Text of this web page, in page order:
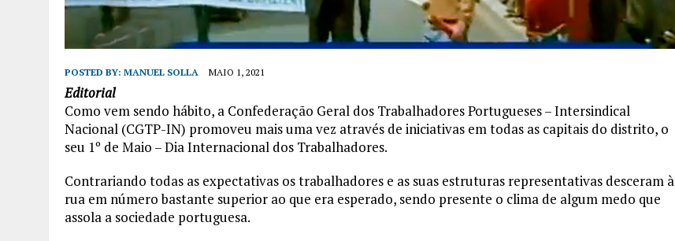
POSTED BY: MANUEL SOLLA MAIO 1, 2021
Editorial
Como vem sendo hábito, a Confederação Geral dos Trabalhadores Portugueses – Intersindical
Nacional (CGTP-IN) promoveu mais uma vez através de iniciativas em todas as capitais do distrito, o
seu 1º de Maio – Dia Internacional dos Trabalhadores.
Contrariando todas as expectativas os trabalhadores e as suas estruturas representativas desceram à
rua em número bastante superior ao que era esperado, sendo presente o clima de algum medo que
assola a sociedade portuguesa.